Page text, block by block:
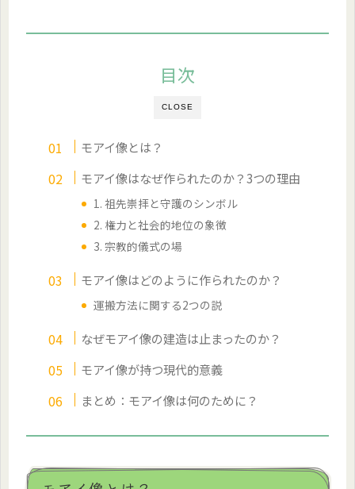
CLOSE
目次
モアイ像とは？
モアイ像はなぜ作られたのか？3つの理由
1. 祖先崇拝と守護のシンボル
2. 権力と社会的地位の象徴
3. 宗教的儀式の場
モアイ像はどのように作られたのか？
運搬方法に関する2つの説
なぜモアイ像の建造は止まったのか？
モアイ像が持つ現代的意義
まとめ：モアイ像は何のために？